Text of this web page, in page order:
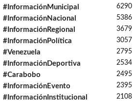
#InformaciónMunicipal 6290
#InformaciónNacional 5386
#InformaciónRegional 3679
#InformaciónPolítica 3057
#Venezuela 2795
#InformaciónDeportiva 2534
#Carabobo 2495
#InformaciónEvento 2395
#InformaciónInstitucional 2108